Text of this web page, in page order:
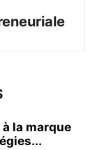
la marque